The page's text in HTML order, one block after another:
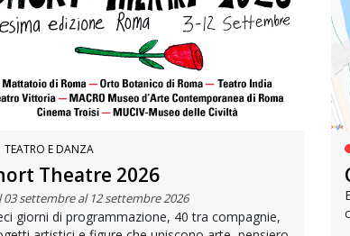
TEATRO E DANZA
Theatre 2026
03 settembre al 12 settembre 2026
giorni di programmazione, 40 tra compagnie,